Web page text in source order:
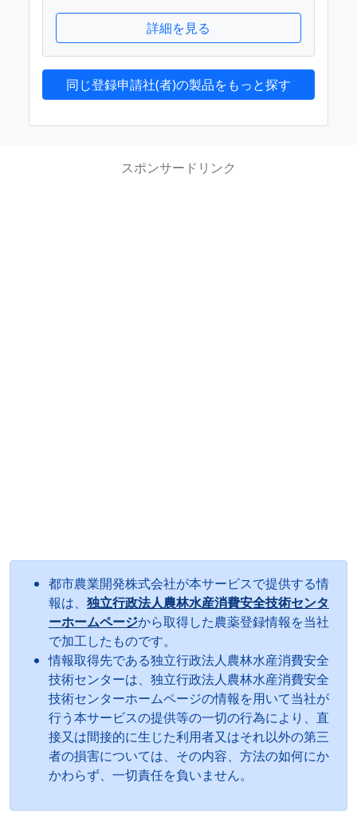
詳細を見る
同じ登録申請社(者)の製品をもっと探す
スポンサードリンク
都市農業開発株式会社が本サービスで提供する情
報は、 独立行政法人農林水産消費安全技術センタ
ーホームページから取得した農薬登録情報を当社
で加工したものです。
情報取得先である独立行政法人農林水産消費安全
技術センターは、独立行政法人農林水産消費安全
技術センターホームページの情報を用いて当社が
行う本サービスの提供等の一切の行為により、直
接又は間接的に生じた利用者又はそれ以外の第三
者の損害については、その内容、方法の如何にか
かわらず、一切責任を負いません。